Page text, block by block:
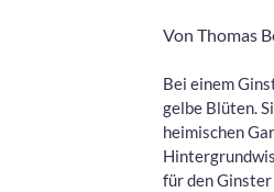
Von Thomas
Bei einem
gelbe Blüten.
heimischen
für den